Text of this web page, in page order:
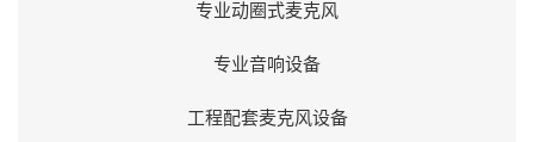
专业动圈式麦克风
专业音响设备
工程配套麦克风设备